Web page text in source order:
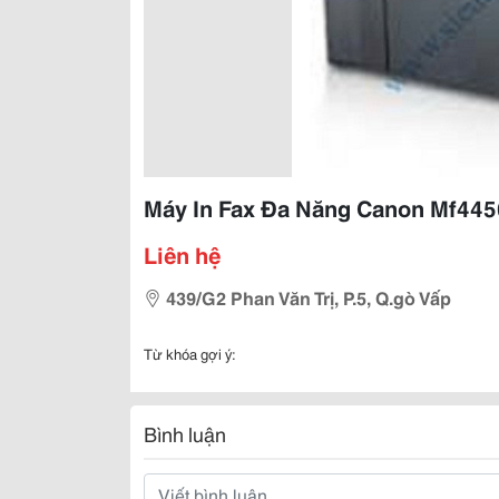
Máy In Fax Đa Năng Canon
Liên hệ
439/G2 Phan Văn Trị, P.5, Q.gò Vấp
Từ khóa gợi ý:
Bình luận